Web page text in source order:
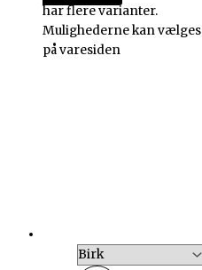
har flere varianter.
Mulighederne kan vælges
på varesiden